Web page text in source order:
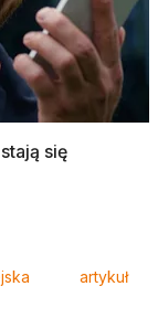
się
artykuł